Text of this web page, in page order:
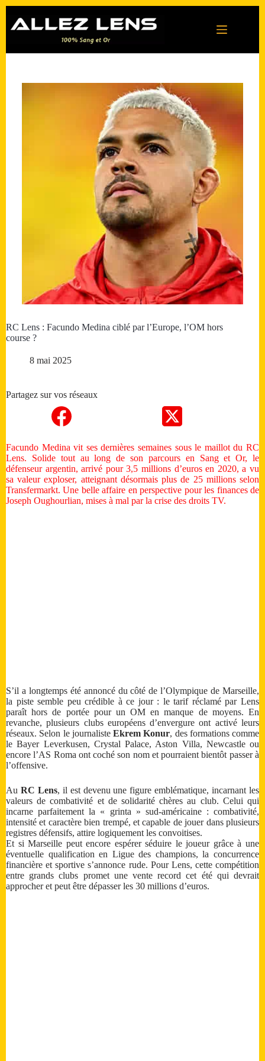
contenu
RC Lens : Facundo Medina ciblé par l’Europe, l’OM hors
course ?
8 mai 2025
Partagez sur vos réseaux
Facundo Medina vit ses dernières semaines sous le maillot du RC
Lens. Solide tout au long de son parcours en Sang et Or, le
défenseur argentin, arrivé pour 3,5 millions d’euros en 2020, a vu
sa valeur exploser, atteignant désormais plus de 25 millions selon
Transfermarkt. Une belle affaire en perspective pour les finances de
Joseph Oughourlian, mises à mal par la crise des droits TV.
S’il a longtemps été annoncé du côté de l’Olympique de Marseille,
la piste semble peu crédible à ce jour : le tarif réclamé par Lens
paraît hors de portée pour un OM en manque de moyens. En
revanche, plusieurs clubs européens d’envergure ont activé leurs
réseaux. Selon le journaliste Ekrem Konur, des formations comme
le Bayer Leverkusen, Crystal Palace, Aston Villa, Newcastle ou
encore l’AS Roma ont coché son nom et pourraient bientôt passer à
l’offensive.
Au RC Lens, il est devenu une figure emblématique, incarnant les
valeurs de combativité et de solidarité chères au club. Celui qui
incarne parfaitement la « grinta » sud-américaine : combativité,
intensité et caractère bien trempé, et capable de jouer dans plusieurs
registres défensifs, attire logiquement les convoitises.
Et si Marseille peut encore espérer séduire le joueur grâce à une
éventuelle qualification en Ligue des champions, la concurrence
financière et sportive s’annonce rude. Pour Lens, cette compétition
entre grands clubs promet une vente record cet été qui devrait
approcher et peut être dépasser les 30 millions d’euros.